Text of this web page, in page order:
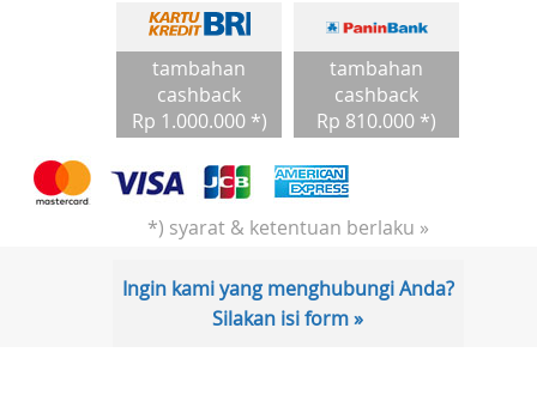
tambahan
cashback
Rp 1.000.000 *)
tambahan
cashback
Rp 810.000 *)
*) syarat & ketentuan berlaku »
Ingin kami yang menghubungi Anda?
Silakan isi form »